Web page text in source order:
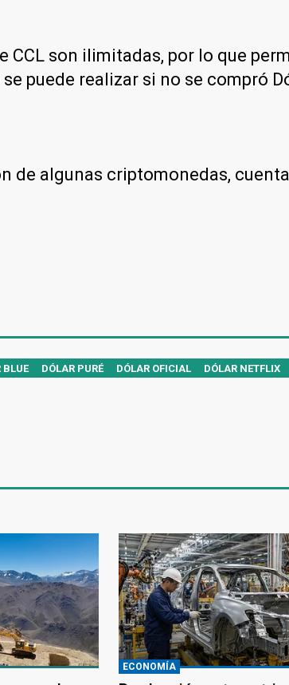
CCL son ilimitadas, por lo que
puede realizar si no se compró
de algunas criptomonedas,
BLUE DÓLAR PURÉ DÓLAR OFICIAL DÓLAR NETFLIX
ECONOMÍA